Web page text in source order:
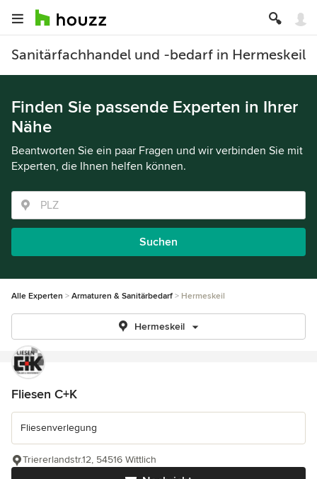
Sanitärfachhandel und -bedarf in Hermeskeil
Finden Sie passende Experten in Ihrer
Nähe
Beantworten Sie ein paar Fragen und wir verbinden Sie mit
Experten, die Ihnen helfen können.
Suchen
Alle Experten Armaturen & Sanitärbedarf Hermeskeil
Hermeskeil
Fliesen C+K
Fliesenverlegung
Triererlandstr.12, 54516 Wittlich